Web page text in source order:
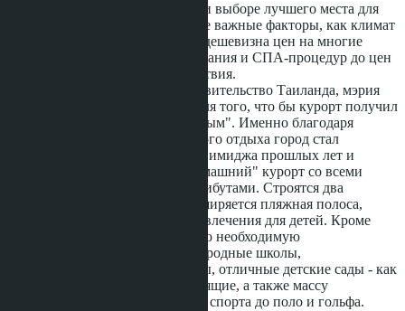
К тому же, для многих при выборе лучшего места для
жизни, учитываются такие важные факторы, как климат
Таиланда, относительная дешевизна цен на многие
товары - от продуктов питания и СПА-процедур до цен
на развлечения и путешествия.
На сегодняшний день правительство Таиланда, мэрия
Паттайи делают многое для того, что бы курорт получил
право называться "семейным". Именно благодаря
увеличению доли семейного отдыха город стал
понемногу избавляться от имиджа прошлых лет и
превращаться в более "домашний" курорт со всеми
причитающимися ему атрибутами. Строятся два
огромных аквапарка, расширяется пляжная полоса,
появляются все новые развлечения для детей. Кроме
того, город предлагает всю необходимую
инфраструктуру: международные школы,
высококлассные больницы, отличные детские сады - как
русские, так и англоговорящие, а также массу
развлечений от парусного спорта до поло и гольфа.